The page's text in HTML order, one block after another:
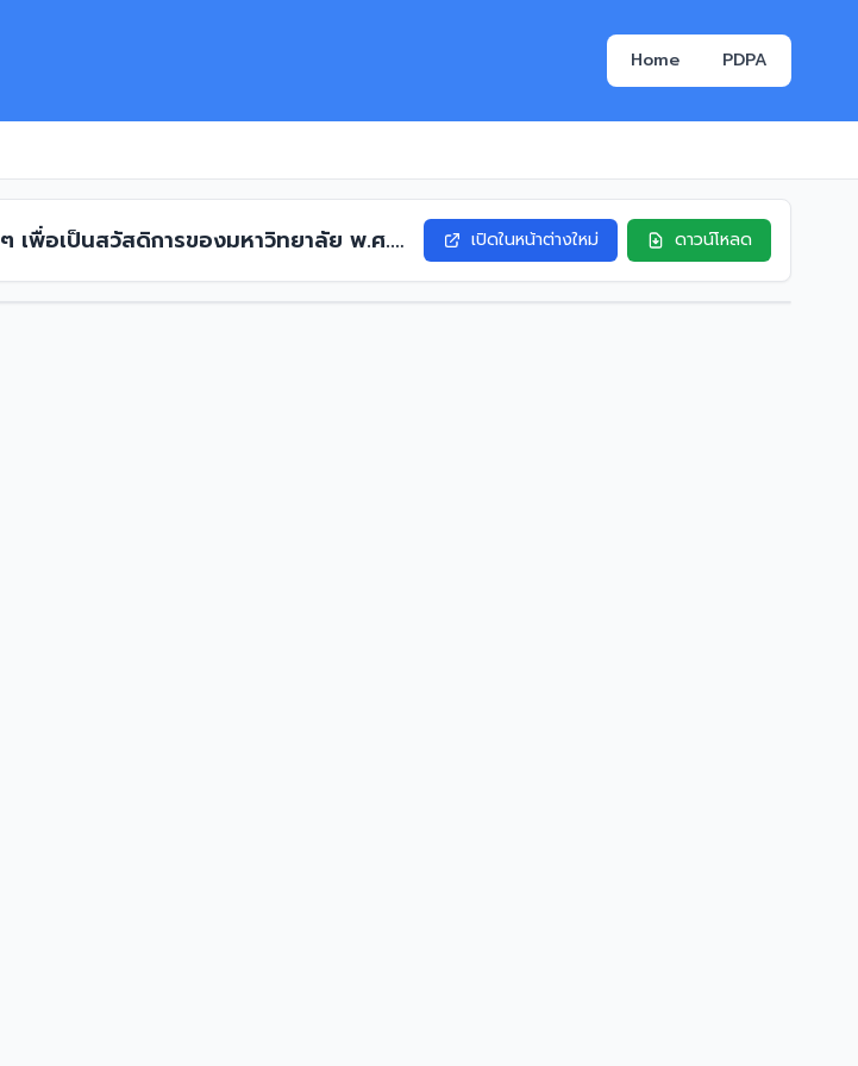
Home PDPA
เพื่อเป็นสวัสดิการของมหาวิทยาลัย พ.ศ.
เปิดในหน้าต่างใหม่ ดาวน์โหลด